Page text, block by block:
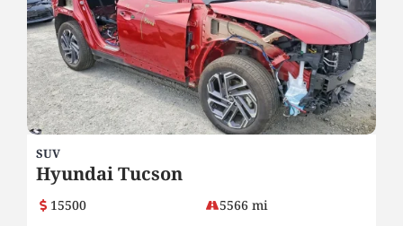
SUV
Hyundai Tucson
15500
5566 mi